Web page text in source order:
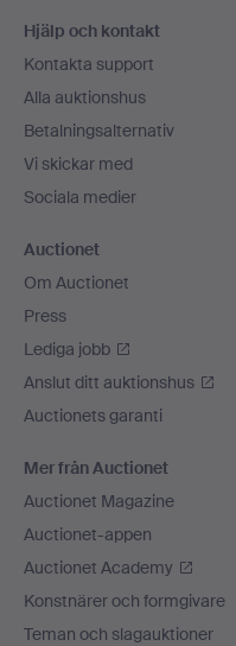
Hjälp och kontakt
Kontakta support
Alla auktionshus
Betalningsalternativ
Vi skickar med
Sociala medier
Auctionet
Om Auctionet
Press
Lediga jobb
Anslut ditt auktionshus
Auctionets garanti
Mer från Auctionet
Auctionet Magazine
Auctionet-appen
Auctionet Academy
Konstnärer och formgivare
Teman och slagauktioner